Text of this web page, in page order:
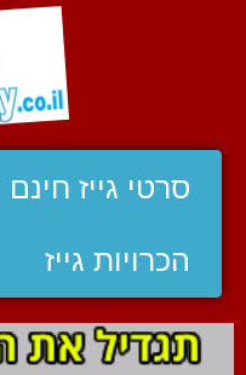
סרטי גייז חינם
הכרויות גייז